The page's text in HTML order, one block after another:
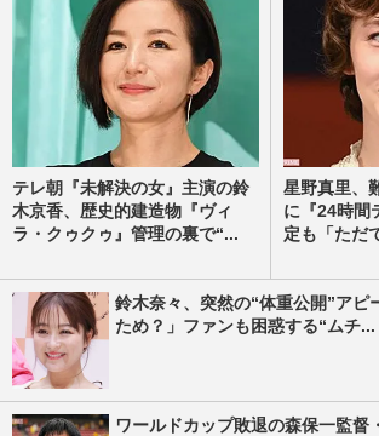
テレ朝『未解決の女』主演の鈴
木京香、歴史的建造物『ヴィ
ラ・クゥクゥ』管理の裏で“...
星野真里、
に『24時間
定も「ただ
鈴木奈々、突然の“体重公開”アピ
ため？」ファンも困惑する“ムチ...
ワールドカップ敗退の森保一監督